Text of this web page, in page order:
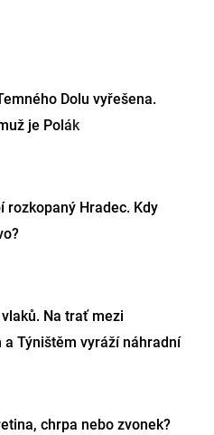
Dolu vyřešena.
je Polák
rozkopaný Hradec. Kdy
Na trať mezi
a Týništěm vyráží náhradní
chrpa nebo zvonek?